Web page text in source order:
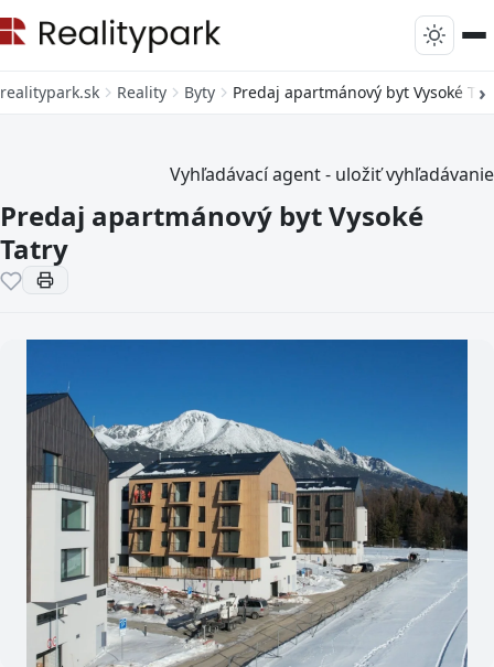
realitypark.sk Reality Byty Predaj apartmánový byt Vysoké
Vyhľadávací agent - uložiť vyhľadávanie
Predaj apartmánový byt Vysoké
Tatry